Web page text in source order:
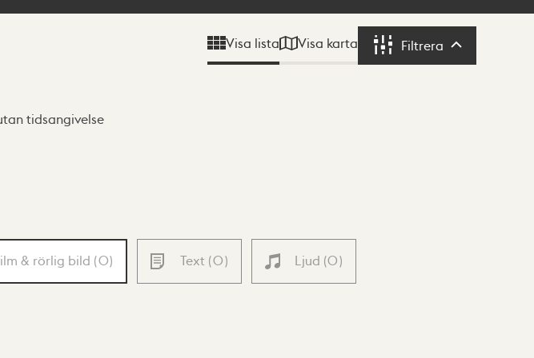
Visa lista Visa karta Filtrera Filtrera
tidsangivelse
& rörlig bild (0) Text (0) Ljud (0)